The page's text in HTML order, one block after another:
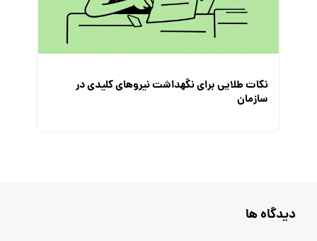
نکات طلایی برای نگهداشت نیرو‌های کلیدی در
سازمان
دیدگاه ها